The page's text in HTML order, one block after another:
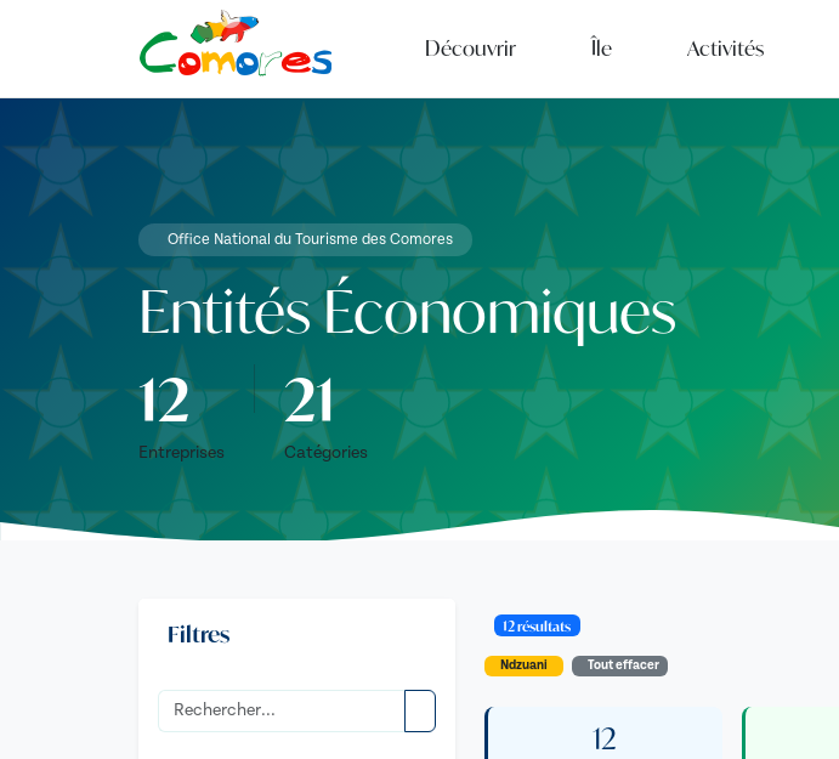
Découvrir Île Activités
Office National du Tourisme des Comores
Entités Économiques
12
Entreprises
21
Catégories
Filtres 12 résultats
Ndzuani Tout effacer
12